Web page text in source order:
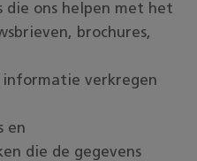
die ons helpen met het
brochures,
verkregen
en
die de gegevens